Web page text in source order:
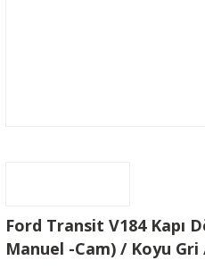
Ford Transit V184 Kapı
Manuel -Cam) / Koyu Gri